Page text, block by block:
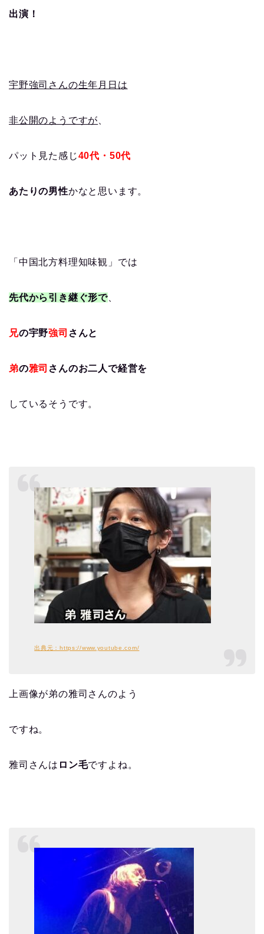
出演！
宇野強司さんの生年月日は
非公開のようですが
パット見た感じ40代・50代
あたりの男性かなと思います。
「中国北方料理知味観」では
先代から引き継ぐ形で
兄の宇野強司 さんと
弟の雅司 さんのお二人で経営を
しているそうです。
出典元：https://www.youtube.com/
上画像が弟の雅司さんのよう
ですね。
雅司さんは ロン毛ですよね。